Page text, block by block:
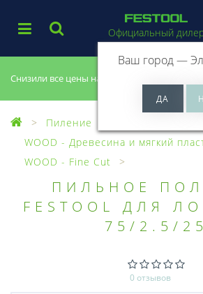
Снизили все цены на 20%, успей купить!
Официальный
Ваш город —
Пиление
WOOD - Древесина и мягкий
WOOD - Fine Cut
ПИЛЬНОЕ
FESTOOL ДЛЯ
75/2.5/25
0 отзывов